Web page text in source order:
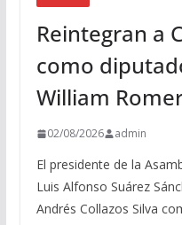
Reintegran a
como
William
02/08/2026 admin
El presidente de la
Luis Alfonso Suárez
Andrés Collazos Silva